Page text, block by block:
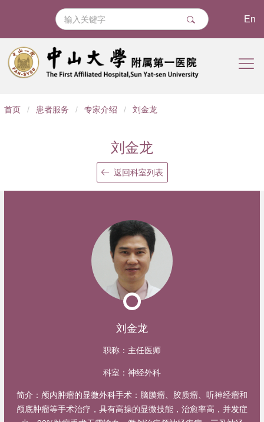
En
导
首页 / 患者服务 / 专家介绍 / 刘金龙
刘金龙
返回科室列表
刘金龙
职称： 主任医师
科室： 神经外科
简介： 颅内肿瘤的显微外科手术：脑膜瘤、胶质瘤、听神经瘤和
颅底肿瘤等手术治疗，具有高操的显微技能，治愈率高，并发症